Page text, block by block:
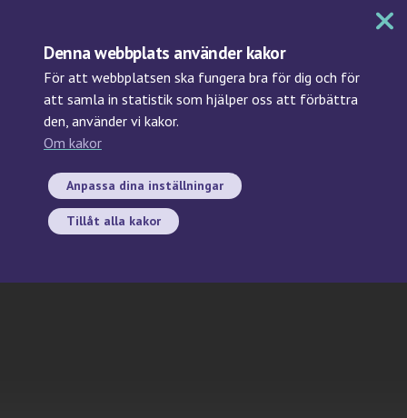
Denna webbplats använder kakor
För att webbplatsen ska fungera bra för dig och för
att samla in statistik som hjälper oss att förbättra
den, använder vi kakor.
Om kakor
Anpassa dina inställningar
Tillåt alla kakor
Region Gotland